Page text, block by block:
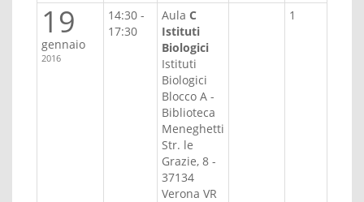
19
gennaio
2016
14:30 -
17:30
Aula C
Istituti
Biologici
Istituti
Biologici
Blocco A -
Biblioteca
Meneghetti
Str. le
Grazie, 8 -
37134
Verona VR
1